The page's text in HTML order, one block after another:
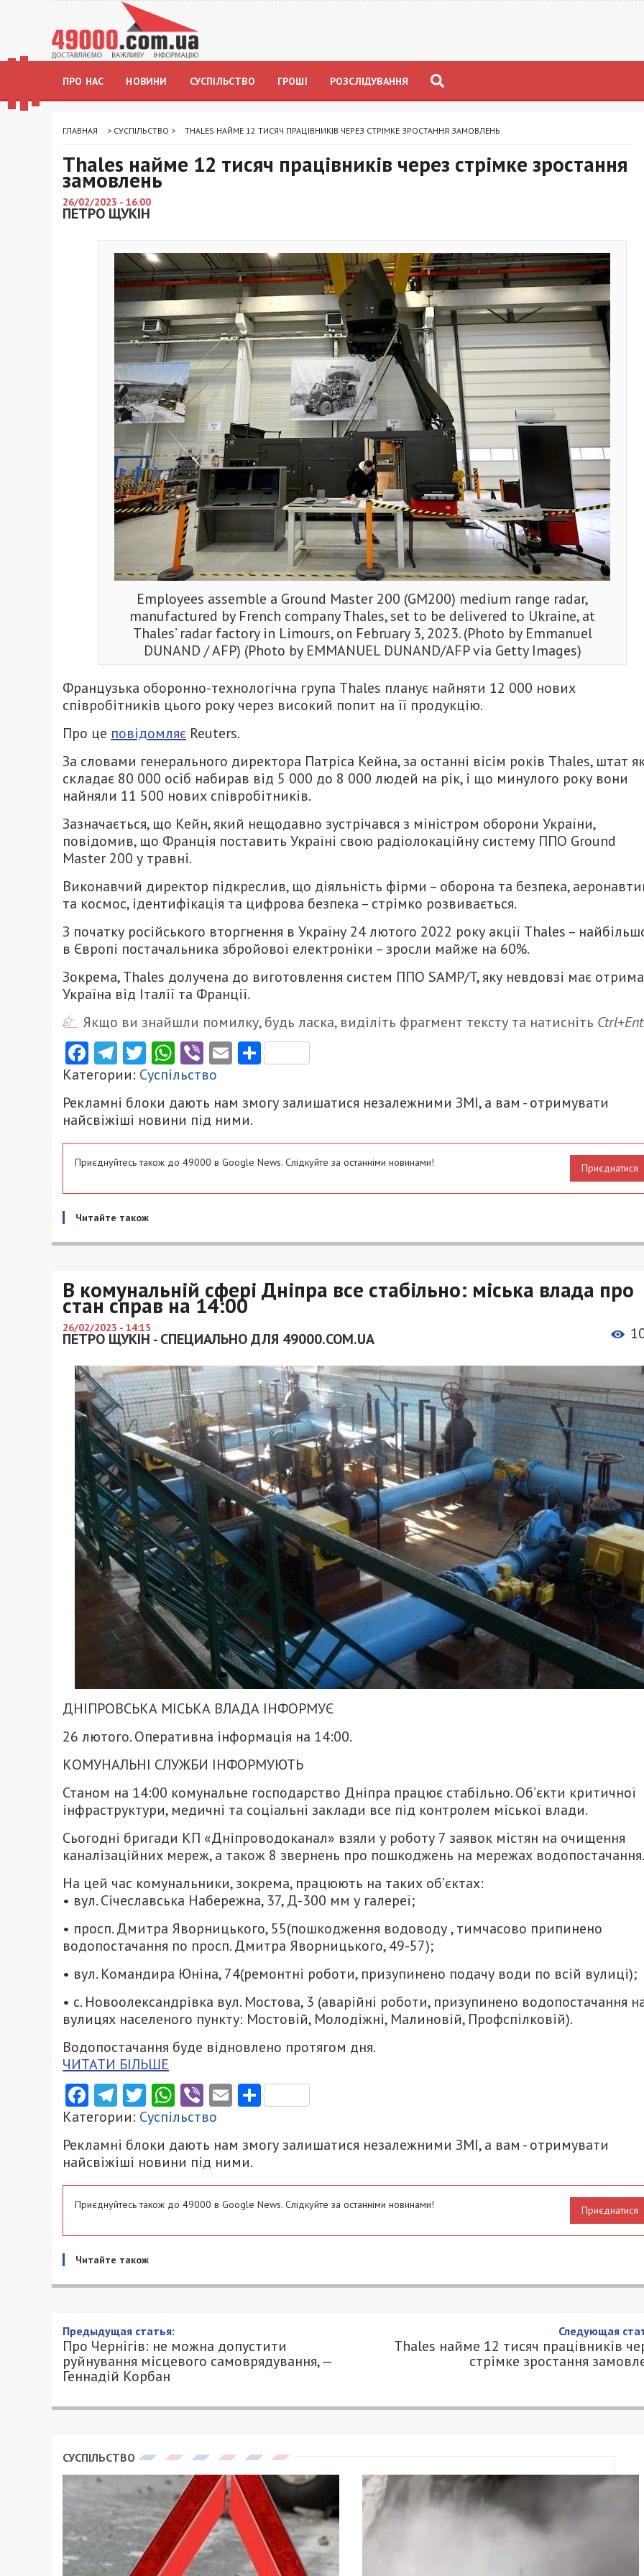
ПРО НАС НОВИНИ СУСПІЛЬСТВО ГРОШІ РОЗСЛІДУВАННЯ
ГЛАВНАЯ > СУСПІЛЬСТВО > THALES НАЙМЕ 12 ТИСЯЧ ПРАЦІВНИКІВ ЧЕРЕЗ СТРІМКЕ ЗРОСТАННЯ ЗАМОВЛЕНЬ
Thales найме 12 тисяч працівників через стрімке зростання
замовлень
26/02/2023 - 16:00
ПЕТРО ЩУКІН
Employees assemble a Ground Master 200 (GM200) medium range radar,
manufactured by French company Thales, set to be delivered to Ukraine, at
Thales’ radar factory in Limours, on February 3, 2023. (Photo by Emmanuel
DUNAND / AFP) (Photo by EMMANUEL DUNAND/AFP via Getty Images)
Французька оборонно-технологічна група Thales планує найняти 12 000 нових
співробітників цього року через високий попит на її продукцію.
Про це повідомляє Reuters.
За словами генерального директора Патріса Кейна, за останні вісім років Thales, штат
складає 80 000 осіб набирав від 5 000 до 8 000 людей на рік, і що минулого року вони
найняли 11 500 нових співробітників.
Зазначається, що Кейн, який нещодавно зустрічався з міністром оборони України,
повідомив, що Франція поставить Україні свою радіолокаційну систему ППО Ground
Master 200 у травні.
Виконавчий директор підкреслив, що діяльність фірми – оборона та безпека,
та космос, ідентифікація та цифрова безпека – стрімко розвивається.
З початку російського вторгнення в Україну 24 лютого 2022 року акції Thales –
в Європі постачальника збройової електроніки – зросли майже на 60%.
Зокрема, Thales долучена до виготовлення систем ППО SAMP/T, яку невдовзі має
Україна від Італії та Франції.
Якщо ви знайшли помилку, будь ласка, виділіть фрагмент тексту та натисніть
Facebook
Telegram
Twitter
WhatsApp
ViberEmailПоділитися
Категории: Суспільство
Рекламні блоки дають нам змогу залишатися незалежними ЗМІ, а вам - отримувати
найсвіжіші новини під ними.
Приєднуйтесь також до 49000 в Google News. Слідкуйте за останніми новинами! Приєднатися
Читайте також
В комунальній сфері Дніпра все стабільно: міська влада про
стан справ на 14:00
26/02/2023 - 14:15
ПЕТРО ЩУКІН - СПЕЦИАЛЬНО ДЛЯ 49000.COM.UA
ДНІПРОВСЬКА МІСЬКА ВЛАДА ІНФОРМУЄ
26 лютого. Оперативна інформація на 14:00.
КОМУНАЛЬНІ СЛУЖБИ ІНФОРМУЮТЬ
Станом на 14:00 комунальне господарство Дніпра працює стабільно. Об’єкти критичної
інфраструктури, медичні та соціальні заклади все під контролем міської влади.
Сьогодні бригади КП «Дніпроводоканал» взяли у роботу 7 заявок містян на очищення
каналізаційних мереж, а також 8 звернень про пошкоджень на мережах водопостачання.
На цей час комунальники, зокрема, працюють на таких об’єктах:
• вул. Січеславська Набережна, 37, Д-300 мм у галереї;
• просп. Дмитра Яворницького, 55(пошкодження водоводу , тимчасово припинено
водопостачання по просп. Дмитра Яворницького, 49-57);
• вул. Командира Юніна, 74(ремонтні роботи, призупинено подачу води по всій вулиці);
• с. Новоолександрівка вул. Мостова, 3 (аварійні роботи, призупинено водопостачання
вулицях населеного пункту: Мостовій, Молодіжні, Малиновій, Профспілковій).
Водопостачання буде відновлено протягом дня.
ЧИТАТИ БІЛЬШЕ
Facebook
Telegram
Twitter
WhatsApp
ViberEmailПоділитися
Категории: Суспільство
Рекламні блоки дають нам змогу залишатися незалежними ЗМІ, а вам - отримувати
найсвіжіші новини під ними.
Приєднуйтесь також до 49000 в Google News. Слідкуйте за останніми новинами! Приєднатися
Читайте також
Про Чернігів: не можна допустити руйнування місцевого
самоврядування, — Геннадій Корбан
26/02/2023 - 12:26
ПЕТРО ЩУКІН - СПЕЦИАЛЬНО ДЛЯ 49000.COM.UA
Керівник Штабу оборони Дніпра Геннадій Корбан в етері телеканалу “ДніпроTV”
– Я вважаю, що це, безперечно, серйозний сигнал місцевій владі. Тому що це
певною мірою наступ на місцеву владу з боку центральної влади. Найперший рік
війни і найважчий, кривавий період, коли нікого не було і не було жодної
центральної влади, ми їх тут не бачили, все лягло на плечі місцевої влади. І
місцева влада зорієнтувалася і робила все для того, щоб допомогти